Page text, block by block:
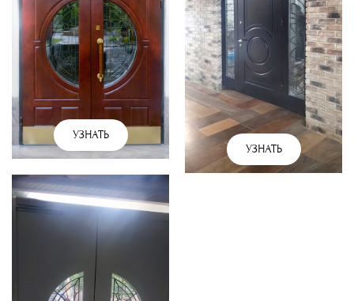
УЗНАТЬ
УЗНАТЬ